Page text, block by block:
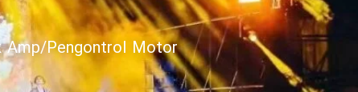
Amp/Pengontrol Motor